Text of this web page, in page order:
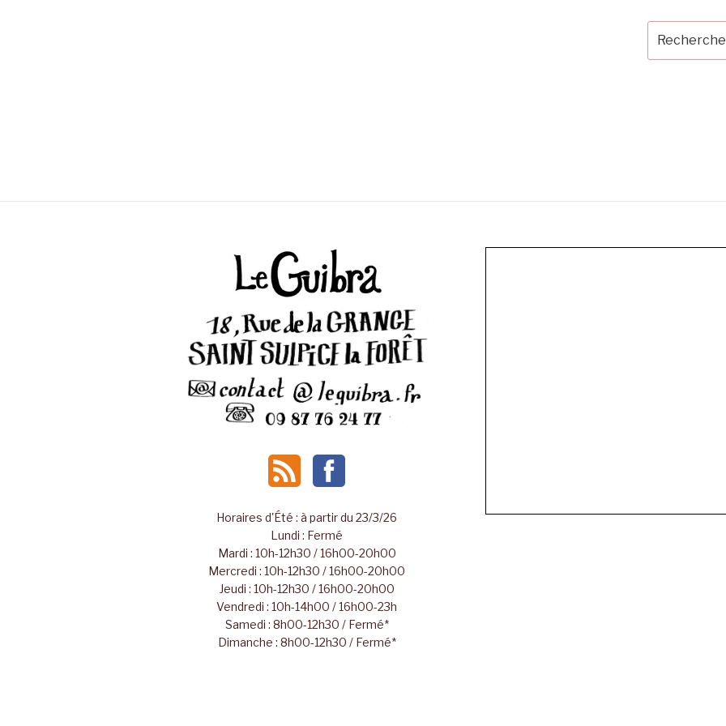
pour
:
Horaires d'Été : à partir du 23/3/26
Lundi : Fermé
Mardi : 10h-12h30 / 16h00-20h00
Mercredi : 10h-12h30 / 16h00-20h00
Jeudi : 10h-12h30 / 16h00-20h00
Vendredi : 10h-14h00 / 16h00-23h
Samedi : 8h00-12h30 / Fermé*
Dimanche : 8h00-12h30 / Fermé*